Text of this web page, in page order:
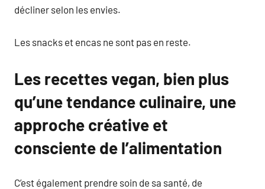
décliner selon les envies.
Les snacks et encas ne sont pas en reste.
Les recettes vegan, bien plus
qu’une tendance culinaire, une
approche créative et
consciente de l’alimentation
C’est également prendre soin de sa santé, de